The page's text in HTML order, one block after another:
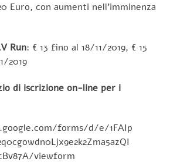
Euro, con aumenti nell’imminenza
Run: € 13 fino al 18/11/2019, € 15
2019
di iscrizione on-line per i
forms/d/e/1FAIp
viewform